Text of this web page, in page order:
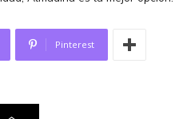
Pinterest